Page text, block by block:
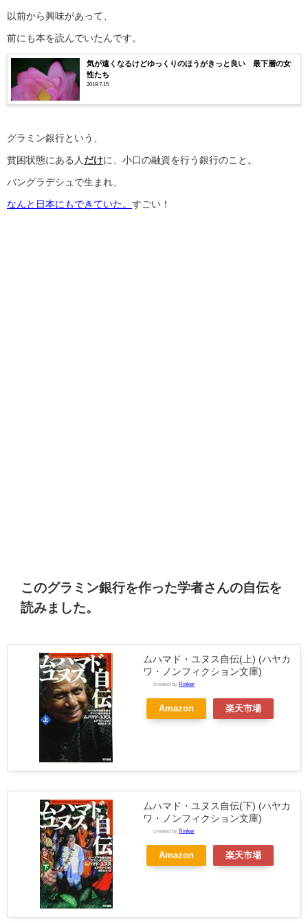
以前から興味があって、
前にも本を読んでいたんです。
気が遠くなるけどゆっくりのほうがきっと良い 最下層の女
性たち
2019.7.15
グラミン銀行という、
貧困状態にある人 だけに、小口の融資を行う銀行のこと。
バングラデシュで生まれ、
なんと日本にもできていた。 すごい！
このグラミン銀行を作った学者さんの自伝を
読みました。
ムハマド・ユヌス自伝(上) (ハヤカ
ワ・ノンフィクション文庫)
created by Rinker
Amazon 楽天市場
ムハマド・ユヌス自伝(下) (ハヤカ
ワ・ノンフィクション文庫)
created by Rinker
Amazon 楽天市場